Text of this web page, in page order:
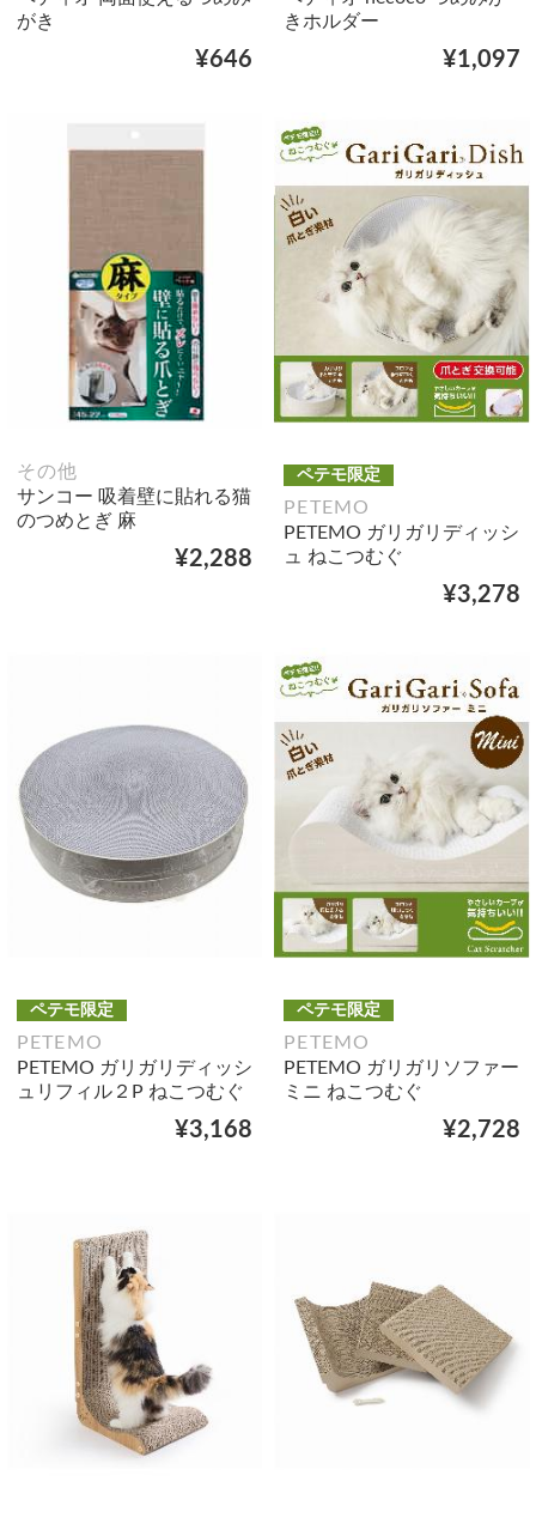
がき
¥646
きホルダー
¥1,097
その他
サンコー 吸着壁に貼れる猫
のつめとぎ 麻
¥2,288
ペテモ限定
PETEMO
PETEMO ガリガリディッシ
ュ ねこつむぐ
¥3,278
ペテモ限定
PETEMO
PETEMO ガリガリディッシ
ュリフィル２P ねこつむぐ
¥3,168
ペテモ限定
PETEMO
PETEMO ガリガリソファー
ミニ ねこつむぐ
¥2,728